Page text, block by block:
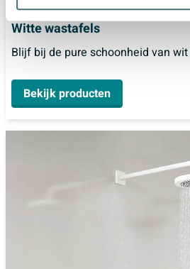
Witte wastafels
Blijf bij de pure schoonheid van
Bekijk producten